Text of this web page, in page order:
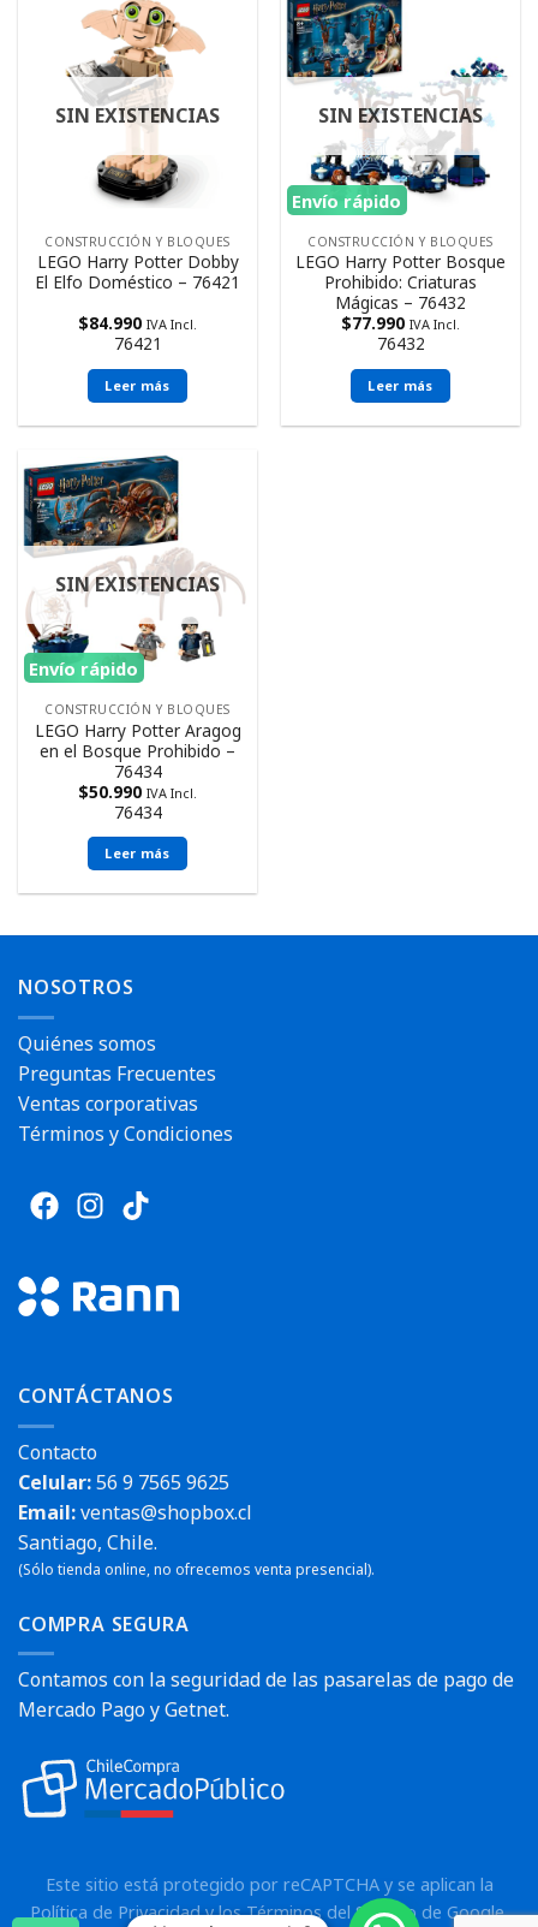
SIN EXISTENCIAS
CONSTRUCCIÓN Y BLOQUES
LEGO Harry Potter Dobby
El Elfo Doméstico – 76421
$84.990 IVA Incl.
76421
Leer más
Envío rápido
SIN EXISTENCIAS
CONSTRUCCIÓN Y BLOQUES
LEGO Harry Potter Bosque
Prohibido: Criaturas
Mágicas – 76432
$77.990 IVA Incl.
76432
Leer más
Envío rápido
SIN EXISTENCIAS
CONSTRUCCIÓN Y BLOQUES
LEGO Harry Potter Aragog
en el Bosque Prohibido –
76434
$50.990 IVA Incl.
76434
Leer más
NOSOTROS
Quiénes somos
Preguntas Frecuentes
Ventas corporativas
Términos y Condiciones
CONTÁCTANOS
Contacto
Celular:56 9 7565 9625
Email:ventas@shopbox.cl
Santiago, Chile.
(Sólo tienda online, no ofrecemos venta presencial).
COMPRA SEGURA
Contamos con la seguridad de las pasarelas de pago de
Mercado Pago y Getnet.
Este sitio está protegido por reCAPTCHA y se aplican la
Política de Privacidady losTérminos del Servicio de Google.